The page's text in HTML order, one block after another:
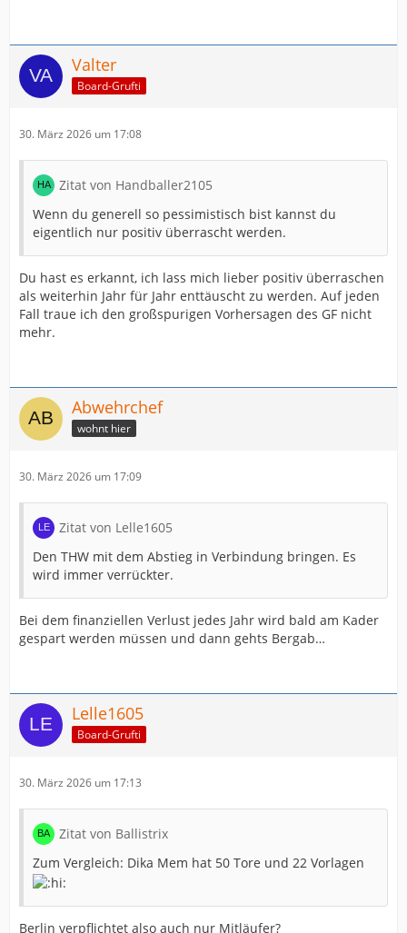
Valter
Board-Grufti
30. März 2026 um 17:08
Zitat von Handballer2105
Wenn du generell so pessimistisch bist kannst du
eigentlich nur positiv überrascht werden.
Du hast es erkannt, ich lass mich lieber positiv überraschen
als weiterhin Jahr für Jahr enttäuscht zu werden. Auf jeden
Fall traue ich den großspurigen Vorhersagen des GF nicht
mehr.
Abwehrchef
wohnt hier
30. März 2026 um 17:09
Zitat von Lelle1605
Den THW mit dem Abstieg in Verbindung bringen. Es
wird immer verrückter.
Bei dem finanziellen Verlust jedes Jahr wird bald am Kader
gespart werden müssen und dann gehts Bergab…
Lelle1605
Board-Grufti
30. März 2026 um 17:13
Zitat von Ballistrix
Zum Vergleich: Dika Mem hat 50 Tore und 22 Vorlagen
Berlin verpflichtet also auch nur Mitläufer?